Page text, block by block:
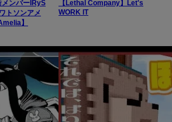
ンバーIRyS
トソンアメ
】
【Lethal Company】Let's
WORK IT